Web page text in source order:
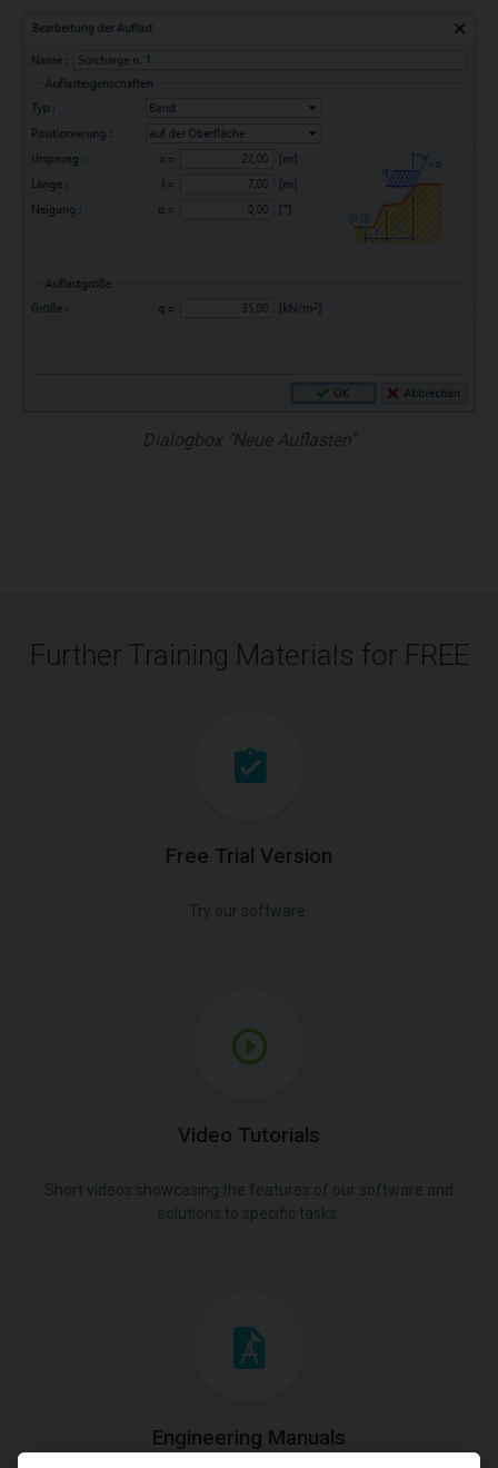
Dialogbox "Neue Auflasten"
Further Training Materials for FREE
Free Trial Version
Video Tutorials
Engineering Manuals